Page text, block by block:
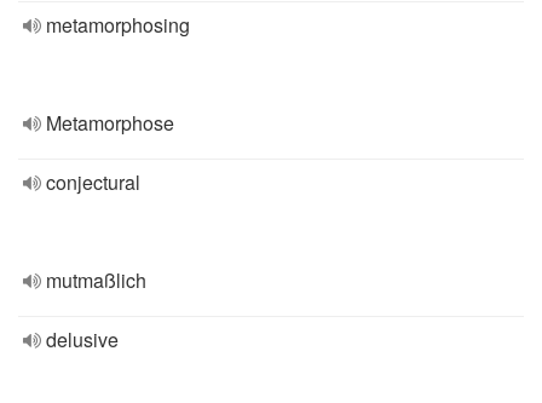
metamorphosing
Metamorphose
conjectural
mutmaßlich
delusive